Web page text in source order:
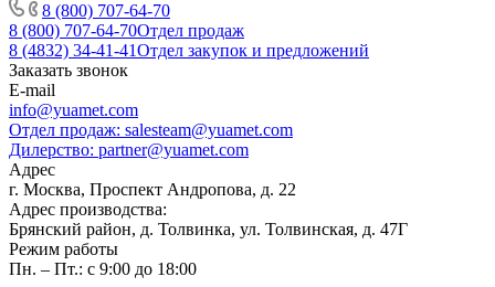
8 (800) 707-64-70
8 (800) 707-64-70Отдел продаж
8 (4832) 34-41-41Отдел закупок и предложений
Заказать звонок
E-mail
info@yuamet.com
Отдел продаж: salesteam@yuamet.com
Дилерство: partner@yuamet.com
Адрес
г. Москва, Проспект Андропова, д. 22
Адрес производства:
Брянский район, д. Толвинка, ул. Толвинская, д. 47Г
Режим работы
Пн. – Пт.: с 9:00 до 18:00